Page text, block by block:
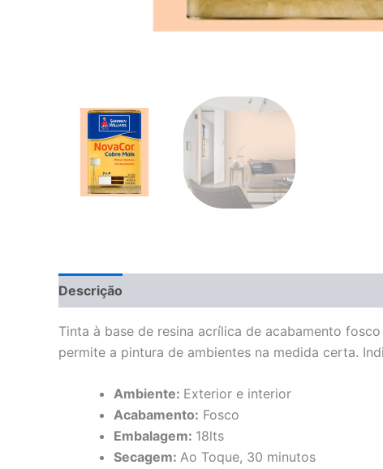
Descrição
Tinta à base de resina acrílica de acabamento
permite a pintura de ambientes na medida certa.
Ambiente: Exterior e interior
Acabamento: Fosco
Embalagem: 18lts
Secagem: Ao Toque, 30 minutos